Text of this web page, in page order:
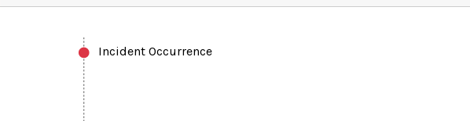
Incident Occurrence